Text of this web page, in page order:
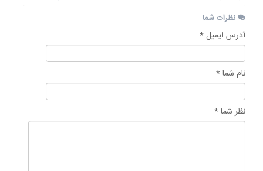
نظرات شما
آدرس ایمیل *
نام شما *
نظر شما *